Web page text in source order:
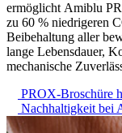
ermöglicht Amiblu
zu 60 % niedrigeren
Beibehaltung aller
lange Lebensdauer,
mechanische
PROX-Broschüre
Nachhaltigkeit bei